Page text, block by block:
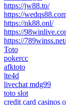
https://jw88.to/
https://
https://nk88.onl/
https://
https://789winss.net/
Toto
pokercc
afktoto
lte4d
livechat mdg99
toto slot
credit card casinos